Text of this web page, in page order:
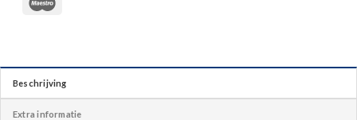
Beschrijving
Extra informatie